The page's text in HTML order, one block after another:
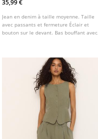
35,99 €
Jean en denim à taille moyenne. Taille
avec passants et fermeture Éclair et
bouton sur le devant. Bas bouffant avec